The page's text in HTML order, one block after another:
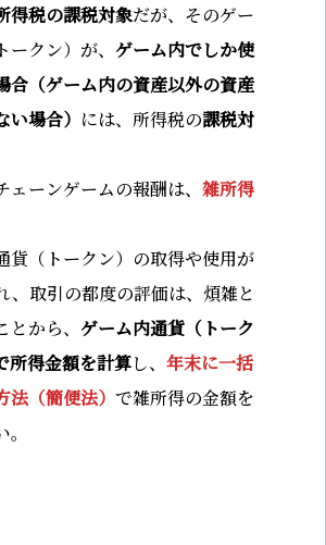
得税の課税対象だが、そのゲー
ークン）が、ゲーム内でしか使
合（ゲーム内の資産以外の資産
い場合） には、所得税の課税対
ェーンゲームの報酬は、雑所得
貨（トークン）の取得や使用が
、取引の都度の評価は、煩雑と
とから、ゲーム内通貨（トーク
所得金額を計算し、年末に一括
法（簡便法）で雑所得の金額を